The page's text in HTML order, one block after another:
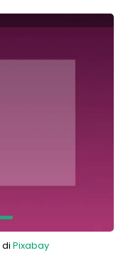
di Pixabay